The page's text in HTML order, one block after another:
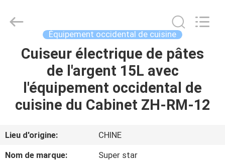
MAISON
PRODUITS
AU
Catering
equipments
Reserved.
Équipement occidental de cuisine
Cuiseur électrique de pâtes
de l'argent 15L avec
l'équipement occidental de
cuisine du Cabinet ZH-RM-12
Lieu d'origine:
CHINE
Nom de marque:
Super star